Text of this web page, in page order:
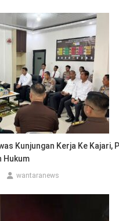
Kunjungan Kerja Ke Kajari,
Hukum
wantaranews